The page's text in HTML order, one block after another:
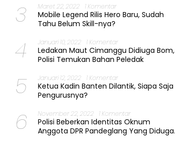
3 Maret 22, 2022 1 Komentar
Mobile Legend Rilis Hero Baru, Sudah
Tahu Belum Skill-nya?
4 Januari 10, 2022 1 Komentar
Ledakan Maut Cimanggu Didiuga Bom,
Polisi Temukan Bahan Peledak
5 Januari 12, 2022 1 Komentar
Ketua Kadin Banten Dilantik, Siapa Saja
Pengurusnya?
6 November 22, 2022 1 Komentar
Polisi Beberkan Identitas Oknum
Anggota DPR Pandeglang Yang Diduga